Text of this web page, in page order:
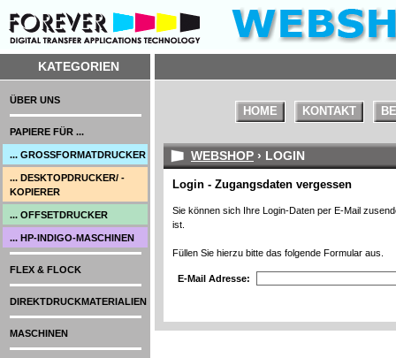
KATEGORIEN
HOME KONTAKT
WEBSHOP › LOGIN
Login - Zugangsdaten vergessen
Sie können sich Ihre Login-Daten per E-Mail
ist.
Füllen Sie hierzu bitte das folgende Formular aus.
E-Mail Adresse:
ÜBER UNS
PAPIERE FÜR ...
... GROSSFORMATDRUCKER
... DESKTOPDRUCKER/ -
KOPIERER
... OFFSETDRUCKER
... HP-INDIGO-MASCHINEN
FLEX & FLOCK
DIREKTDRUCKMATERIALIEN
MASCHINEN